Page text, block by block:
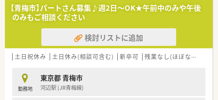
【青梅市】パートさん募集♪週2日～OK★午前中のみや午後
のみもご相談ください
検討リストに追加
土日祝休み 土日休み(相談可含む) 新卒可 残業なし(ほぼなし含む)
勤務地
東京都 青梅市
河辺駅 (JR青梅線)